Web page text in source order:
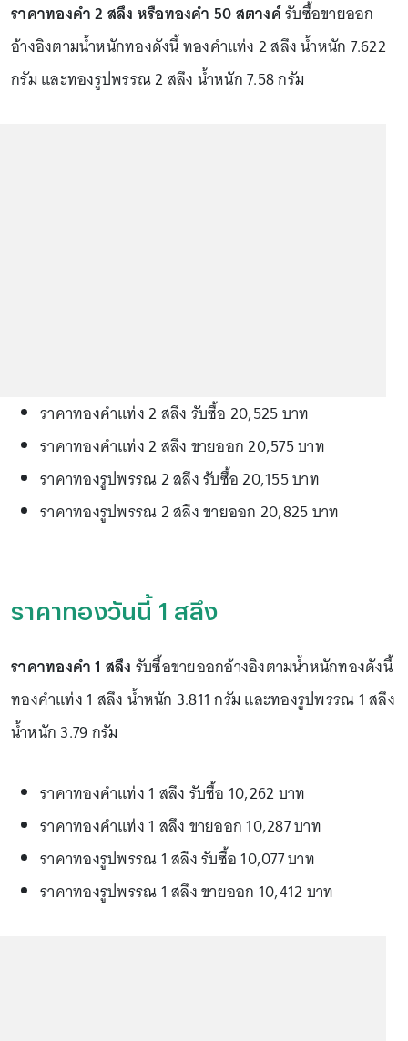
ราคาทองคำ 2 สลึง หรือทองคำ 50 สตางค์รับซื้อขายออก
อ้างอิงตามน้ำหนักทองดังนี้ ทองคำแท่ง 2 สลึง น้ำหนัก 7.622
กรัม และทองรูปพรรณ 2 สลึง น้ำหนัก 7.58 กรัม
ราคาทองคำแท่ง 2 สลึง รับซื้อ 20,525 บาท
ราคาทองคำแท่ง 2 สลึง ขายออก 20,575 บาท
ราคาทองรูปพรรณ 2 สลึง รับซื้อ 20,155 บาท
ราคาทองรูปพรรณ 2 สลึง ขายออก 20,825 บาท
ราคาทองวันนี้ 1 สลึง
ราคาทองคำ 1 สลึง รับซื้อขายออกอ้างอิงตามน้ำหนักทองดังนี้
ทองคำแท่ง 1 สลึง น้ำหนัก 3.811 กรัม และทองรูปพรรณ 1 สลึง
น้ำหนัก 3.79 กรัม
ราคาทองคำแท่ง 1 สลึง รับซื้อ 10,262 บาท
ราคาทองคำแท่ง 1 สลึง ขายออก 10,287 บาท
ราคาทองรูปพรรณ 1 สลึง รับซื้อ 10,077 บาท
ราคาทองรูปพรรณ 1 สลึง ขายออก 10,412 บาท